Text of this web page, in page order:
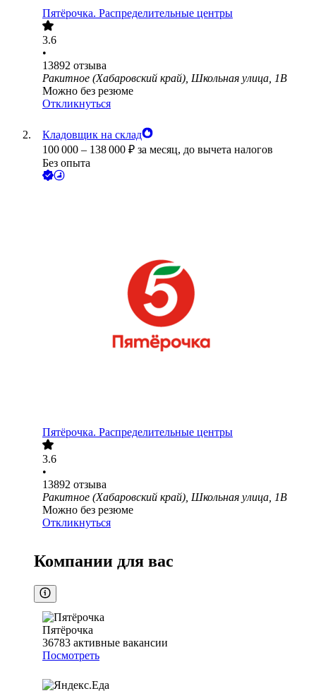
Пятёрочка. Распределительные центры
3.6
•
13892 отзыва
Ракитное (Хабаровский край), Школьная улица, 1В
Можно без резюме
Откликнуться
Кладовщик на склад
100 000 – 138 000 ₽ за месяц, до вычета налогов
Без опыта
Пятёрочка. Распределительные центры
3.6
•
13892 отзыва
Ракитное (Хабаровский край), Школьная улица, 1В
Можно без резюме
Откликнуться
Компании для вас
Пятёрочка
36783 активные вакансии
Посмотреть